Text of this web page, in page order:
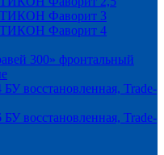
Фаворит 3
Фаворит 4
300» фронтальный
восстановленная, Trade-
восстановленная, Trade-